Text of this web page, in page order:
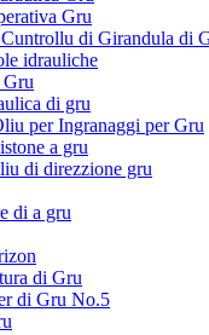
Gru
di Girandula di
idrauliche
di gru
per Ingranaggi per Gru
a gru
di direzzione gru
di a gru
di Gru
di Gru No.5